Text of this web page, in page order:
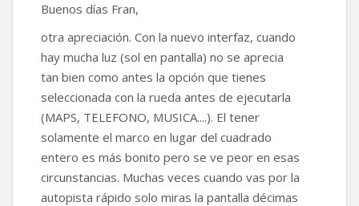
Buenos días Fran,
otra apreciación. Con la nuevo interfaz, cuando
hay mucha luz (sol en pantalla) no se aprecia
tan bien como antes la opción que tienes
seleccionada con la rueda antes de ejecutarla
(MAPS, TELEFONO, MUSICA....). El tener
solamente el marco en lugar del cuadrado
entero es más bonito pero se ve peor en esas
circunstancias. Muchas veces cuando vas por la
autopista rápido solo miras la pantalla décimas